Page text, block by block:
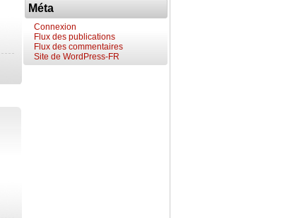
Méta
Connexion
Flux des publications
Flux des commentaires
Site de WordPress-FR